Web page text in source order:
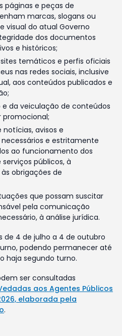
páginas e peças de
marcas, slogans ou
visual do atual Governo
dos documentos
e históricos;
temáticos e perfis oficiais
nas redes sociais, inclusive
aos conteúdos publicados e
da veiculação de conteúdos
avisos e
e estritamente
ao funcionamento dos
públicos, à
obrigações de
que possam suscitar
pela comunicação
à análise jurídica.
de 4 de julho a 4 de outubro
podendo permanecer até
haja segundo turno.
ser consultadas
aos Agentes Públicos
elaborada pela
.